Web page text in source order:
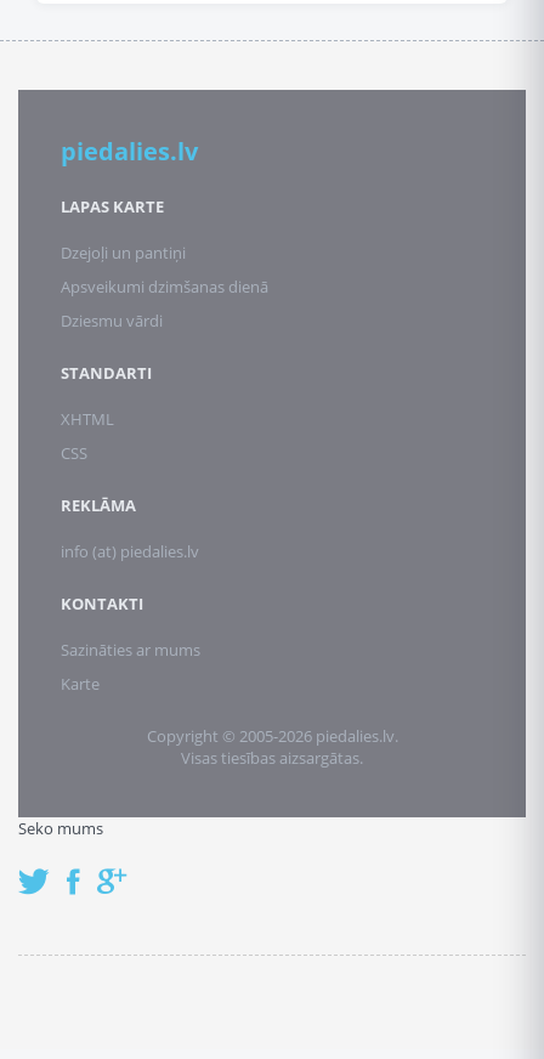
piedalies.lv
LAPAS KARTE
Dzejoļi un pantiņi
Apsveikumi dzimšanas dienā
Dziesmu vārdi
STANDARTI
XHTML
CSS
REKLĀMA
info (at) piedalies.lv
KONTAKTI
Sazināties ar mums
Karte
Copyright © 2005-2026 piedalies.lv.
Visas tiesības aizsargātas.
Seko mums